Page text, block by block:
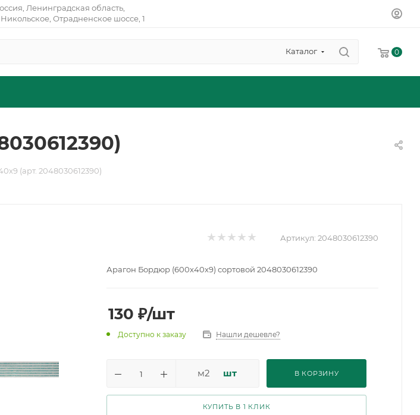
Ленинградская область,
Никольское, Отрадненское шоссе, 1
Каталог 0
(арт. 2048030612390)
Артикул: 2048030612390
Арагон Бордюр (600х40х9) сортовой 2048030612390
130 ₽/шт
Доступно к заказу Нашли дешевле?
м2 шт В КОРЗИНУ
КУПИТЬ В 1 КЛИК